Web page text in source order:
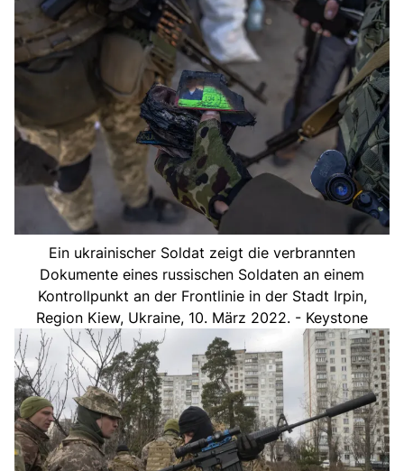
Ein ukrainischer Soldat zeigt die verbrannten
Dokumente eines russischen Soldaten an einem
Kontrollpunkt an der Frontlinie in der Stadt Irpin,
Region Kiew, Ukraine, 10. März 2022. - Keystone